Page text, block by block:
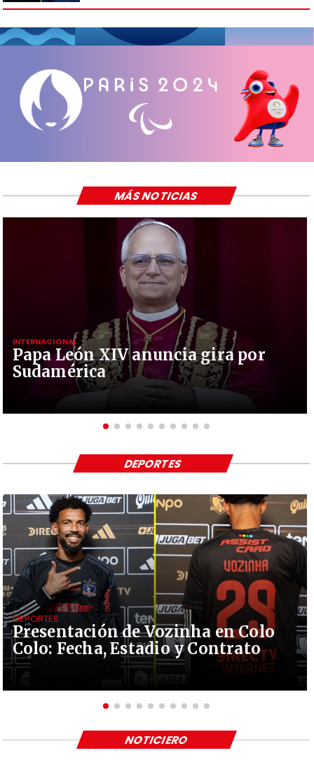
Papa León XIV anuncia gira por
Sudamérica
INTERNACIONAL
MÁS NOTICIAS
Presentación de Vozinha en Colo
Colo: Fecha, Estadio y Contrato
DEPORTES
DEPORTES
NOTICIERO